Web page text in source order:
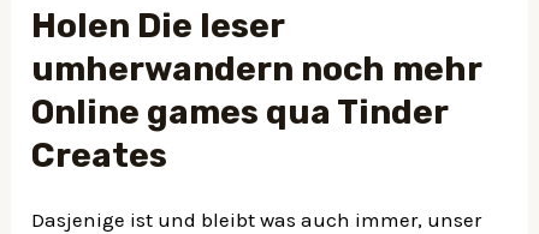
Holen Die leser
umherwandern noch mehr
Online games qua Tinder
Creates
Dasjenige ist und bleibt was auch immer, unser